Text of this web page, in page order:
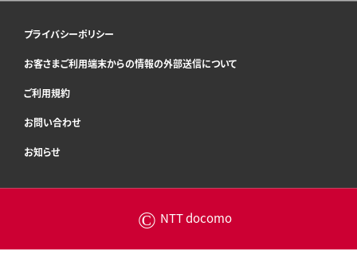
プライバシーポリシー
お客さまご利用端末からの情報の外部送信について
ご利用規約
お問い合わせ
お知らせ
© NTT docomo